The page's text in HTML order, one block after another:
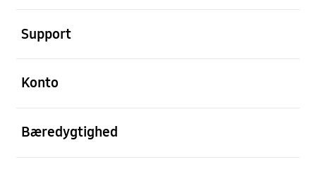
Support
Konto
Bæredygtighed